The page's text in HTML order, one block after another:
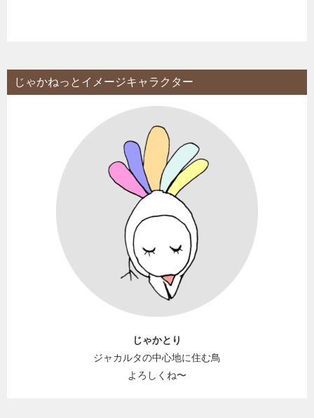
じゃかねっとイメージキャラクター
じゃかとり
ジャカルタの中心地に住む鳥
よろしくね〜